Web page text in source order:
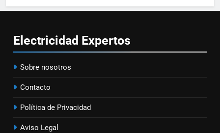
Cómo instalar tomas de
Electricidad Expertos
Sobre nosotros
Contacto
Política de Privacidad
Aviso Legal